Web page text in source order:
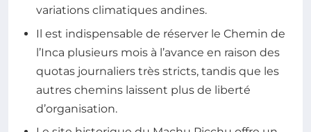
variations climatiques andines.
Il est indispensable de réserver le Chemin de
l’Inca plusieurs mois à l’avance en raison des
quotas journaliers très stricts, tandis que les
autres chemins laissent plus de liberté
d’organisation.